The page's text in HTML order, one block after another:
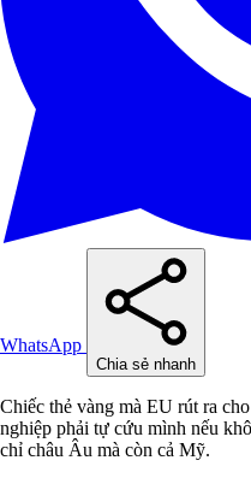
WhatsApp
Chia sẻ nhanh
Chiếc thẻ vàng mà EU rút ra
nghiệp phải tự cứu mình nếu
chỉ châu Âu mà còn cả Mỹ.